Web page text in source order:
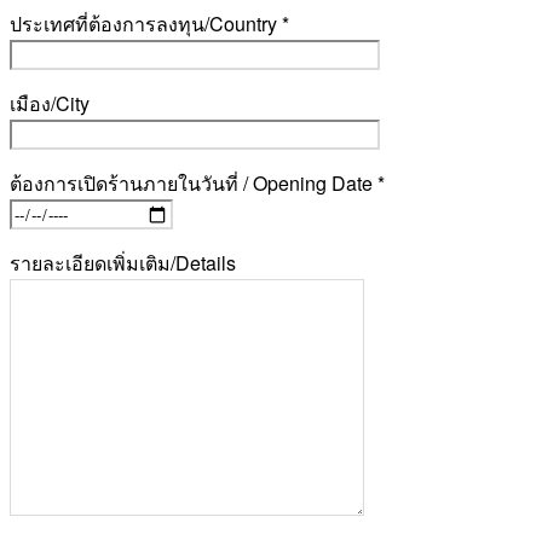
ประเทศที่ต้องการลงทุน/Country *
เมือง/City
ต้องการเปิดร้านภายในวันที่ / Opening Date *
รายละเอียดเพิ่มเติม/Details